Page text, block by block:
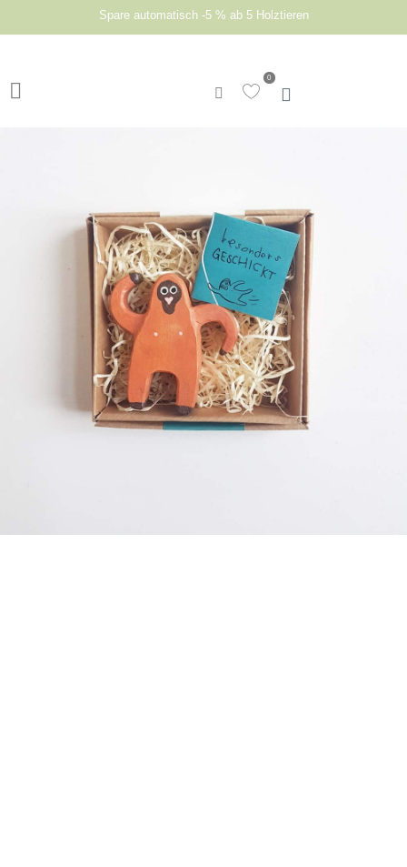
Spare automatisch -5 % ab 5 Holztieren
0